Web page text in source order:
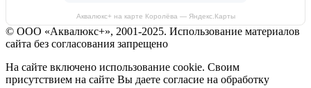
Аквалюкс+ на карте Королёва — Яндекс.Карты
© ООО «Аквалюкс+», 2001-2025. Использование материалов
сайта без согласования запрещено
На сайте включено использование cookie. Своим
присутствием на сайте Вы даете согласие на обработку